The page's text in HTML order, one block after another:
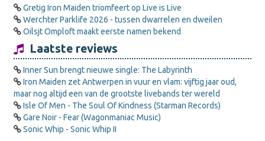
Gretig Iron Maiden triomfeert op Live is Live
Werchter Parklife 2026 - tussen dwarrelen en dweilen
Oilsjt Omploft maakt eerste namen bekend
Laatste reviews
Inner Sun brengt nieuwe single: The Labyrinth
Iron Maiden zet Antwerpen in vuur en vlam: vijftig jaar oud,
maar nog altijd een van de grootste livebands ter wereld
Isle Of Men - The Soul Of Kindness (Starman Records)
Gare Noir - Fear (Wagonmaniac Music)
Sonic Whip - Sonic Whip II